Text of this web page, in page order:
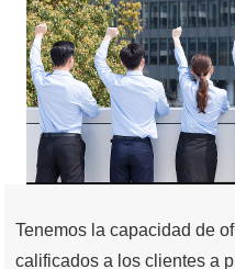
Tenemos la capacidad de
calificados a los clientes a